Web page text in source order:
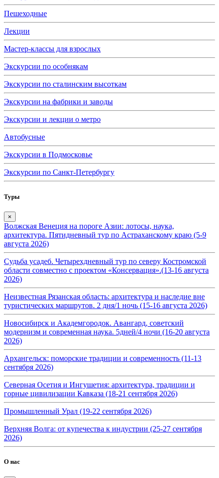
Пешеходные
Лекции
Мастер-классы для взрослых
Экскурсии по особнякам
Экскурсии по сталинским высоткам
Экскурсии на фабрики и заводы
Экскурсии и лекции о метро
Автобусные
Экскурсии в Подмосковье
Экскурсии по Санкт-Петербургу
Туры
×
Волжская Венеция на пороге Азии: лотосы, наука,
архитектура. Пятидневный тур по Астраханскому краю (5-9
августа 2026)
Судьба усадеб. Четырехдневный тур по северу Костромской
области совместно с проектом «Консервация».(13-16 августа
2026)
Неизвестная Рязанская область: архитектура и наследие вне
туристических маршрутов. 2 дня/1 ночь (15-16 августа 2026)
Новосибирск и Академгородок. Авангард, советский
модернизм и современная наука. 5дней/4 ночи (16-20 августа
2026)
Архангельск: поморские традиции и современность (11-13
сентября 2026)
Северная Осетия и Ингушетия: архитектура, традиции и
горные цивилизации Кавказа (18-21 сентября 2026)
Промышленный Урал (19-22 сентября 2026)
Верхняя Волга: от купечества к индустрии (25-27 сентября
2026)
О нас